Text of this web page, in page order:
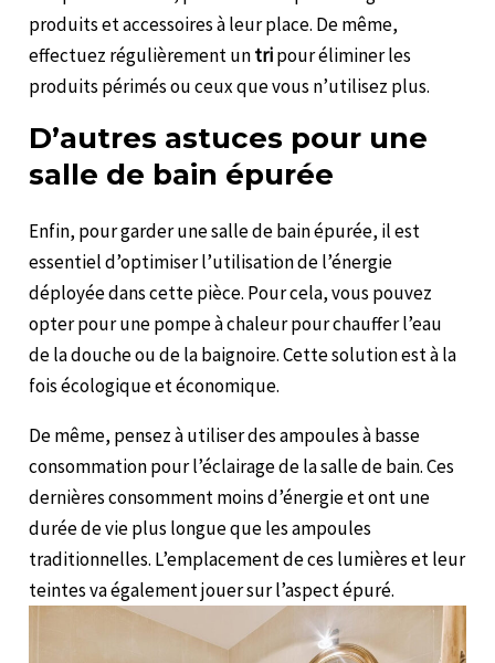
produits et accessoires à leur place. De même,
effectuez régulièrement untripour éliminer les
produits périmés ou ceux que vous n’utilisez plus.
D’autres astuces pour une
salle de bain épurée
Enfin, pour garder une salle de bain épurée, il est
essentiel d’optimiser l’utilisation de l’énergie
déployée dans cette pièce. Pour cela, vous pouvez
opter pour une pompe à chaleur pour chauffer l’eau
de la douche ou de la baignoire. Cette solution est à la
fois écologique et économique.
De même, pensez à utiliser des ampoules à basse
consommation pour l’éclairage de la salle de bain. Ces
dernières consomment moins d’énergie et ont une
durée de vie plus longue que les ampoules
traditionnelles. L’emplacement de ces lumières et leur
teintes va également jouer sur l’aspect épuré.